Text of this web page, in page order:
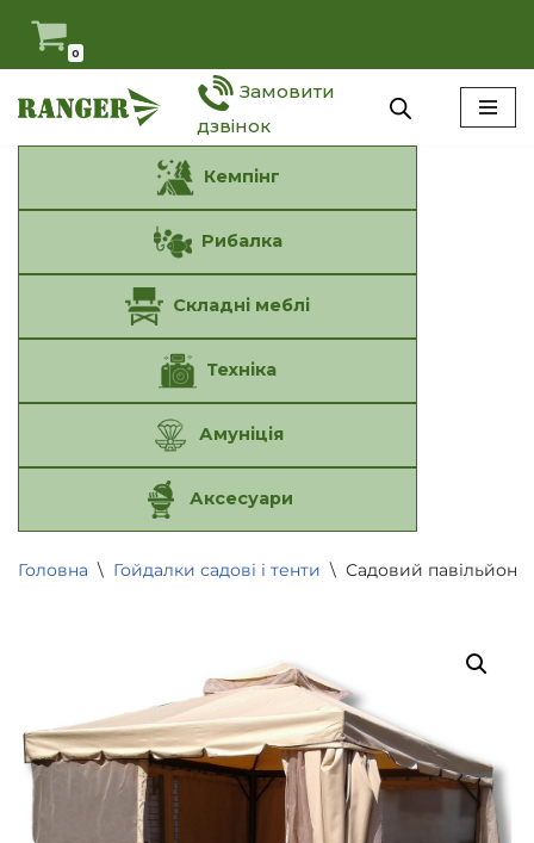
Перейти
до
вмісту
0
Замовити
дзвінок
Кемпінг
Рибалка
Складні меблі
Техніка
Амуніція
Аксесуари
Головна \ Гойдалки садові і тенти \ Садовий павільйон